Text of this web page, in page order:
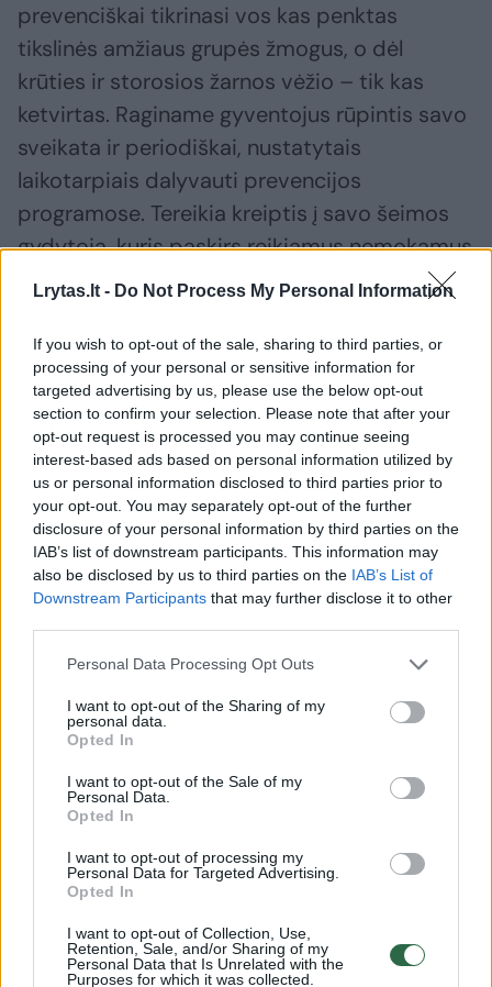
Lrytas.lt - Do Not Process My Personal Information
If you wish to opt-out of the sale, sharing to third parties, or
processing of your personal or sensitive information for
targeted advertising by us, please use the below opt-out
section to confirm your selection. Please note that after your
opt-out request is processed you may continue seeing
interest-based ads based on personal information utilized by
us or personal information disclosed to third parties prior to
your opt-out. You may separately opt-out of the further
disclosure of your personal information by third parties on the
IAB’s list of downstream participants. This information may
also be disclosed by us to third parties on the IAB’s List of
Downstream Participants that may further disclose it to other
Personal Data Processing Opt Outs
I want to opt-out of the Sharing of my
personal data.
Opted In
I want to opt-out of the Sale of my
Personal Data.
Opted In
I want to opt-out of processing my
Personal Data for Targeted Advertising.
Opted In
I want to opt-out of Collection, Use,
Retention, Sale, and/or Sharing of my
Personal Data that Is Unrelated with the
Purposes for which it was collected.
prevenciškai tikrinasi vos kas penktas
tikslinės amžiaus grupės žmogus, o dėl
krūties ir storosios žarnos vėžio – tik kas
ketvirtas. Raginame gyventojus rūpintis savo
sveikata ir periodiškai, nustatytais
laikotarpiais dalyvauti prevencijos
programose. Tereikia kreiptis į savo šeimos
gydytoją, kuris paskirs reikiamus nemokamus
tyrimus“, – kviečia Šiaulių teritorinės ligonių
Susiję straipsniai
– juokingos ir įkvepiančios
istorijos iš gydytojos
Šiais metais įsigaliojo svarbi naujovė, kuri leis
dar daugiau moterų profilaktiškai pasitikrinti
dėl krūties vėžio. Nuo šių metų, įgyvendinant